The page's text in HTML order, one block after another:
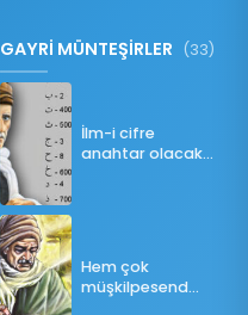
GAYRİ MÜNTEŞİRLER (33)
İlm-i cifre
anahtar olacak
Hem çok
müşkilpesend